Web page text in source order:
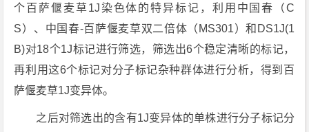
个百萨偃麦草1J染色体的特异标记，利用中国春（C
S）、中国春-百萨偃麦草双二倍体（MS301）和DS1J(1
B)对18个1J标记进行筛选，筛选出6个稳定清晰的标记，
再利用这6个标记对分子标记杂种群体进行分析，得到百
萨偃麦草1J变异体。
之后对筛选出的含有1J变异体的单株进行分子标记分